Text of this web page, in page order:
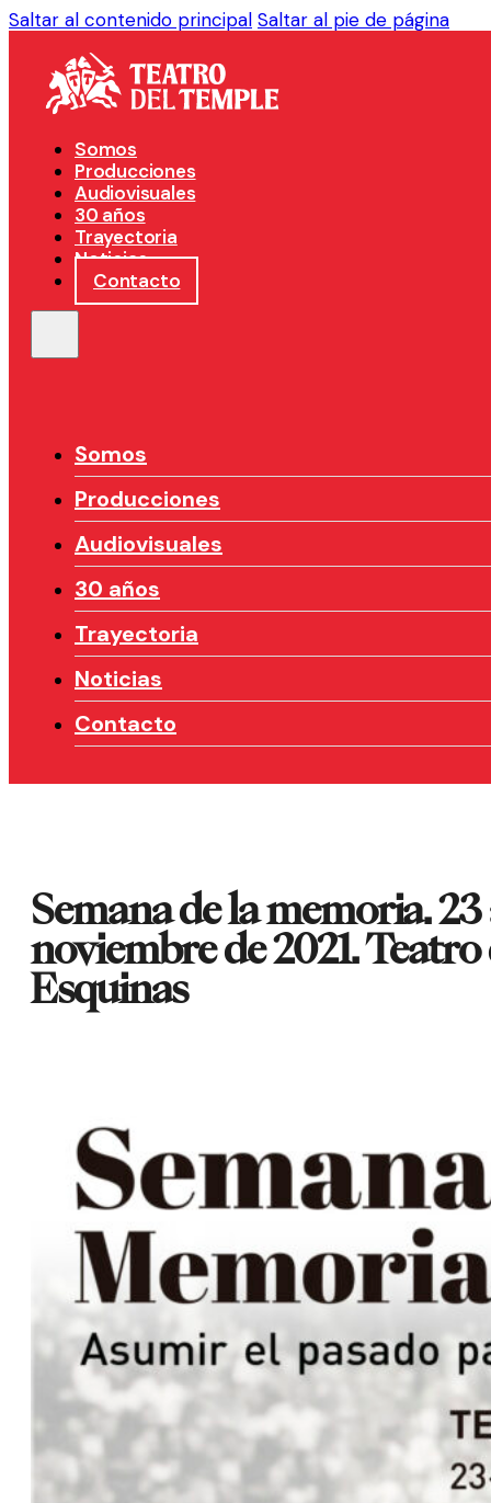
Saltar al contenido principal Saltar al pie de página
Somos
Producciones
Audiovisuales
30 años
Trayectoria
Noticias
Contacto
Somos
Producciones
Audiovisuales
30 años
Trayectoria
Noticias
Contacto
Semana de la memoria. 23
noviembre de 2021. Teatro
Esquinas